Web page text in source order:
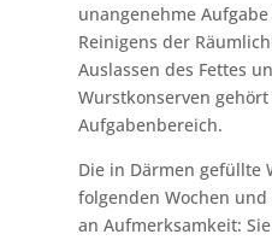
unangenehme
Reinigens der
Auslassen des Fettes
Wurstkonserven
Aufgabenbereich.
Die in Därmen gefüllte
folgenden Wochen
an Aufmerksamkeit: